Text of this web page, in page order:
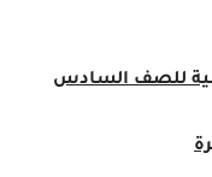
للصف السادس